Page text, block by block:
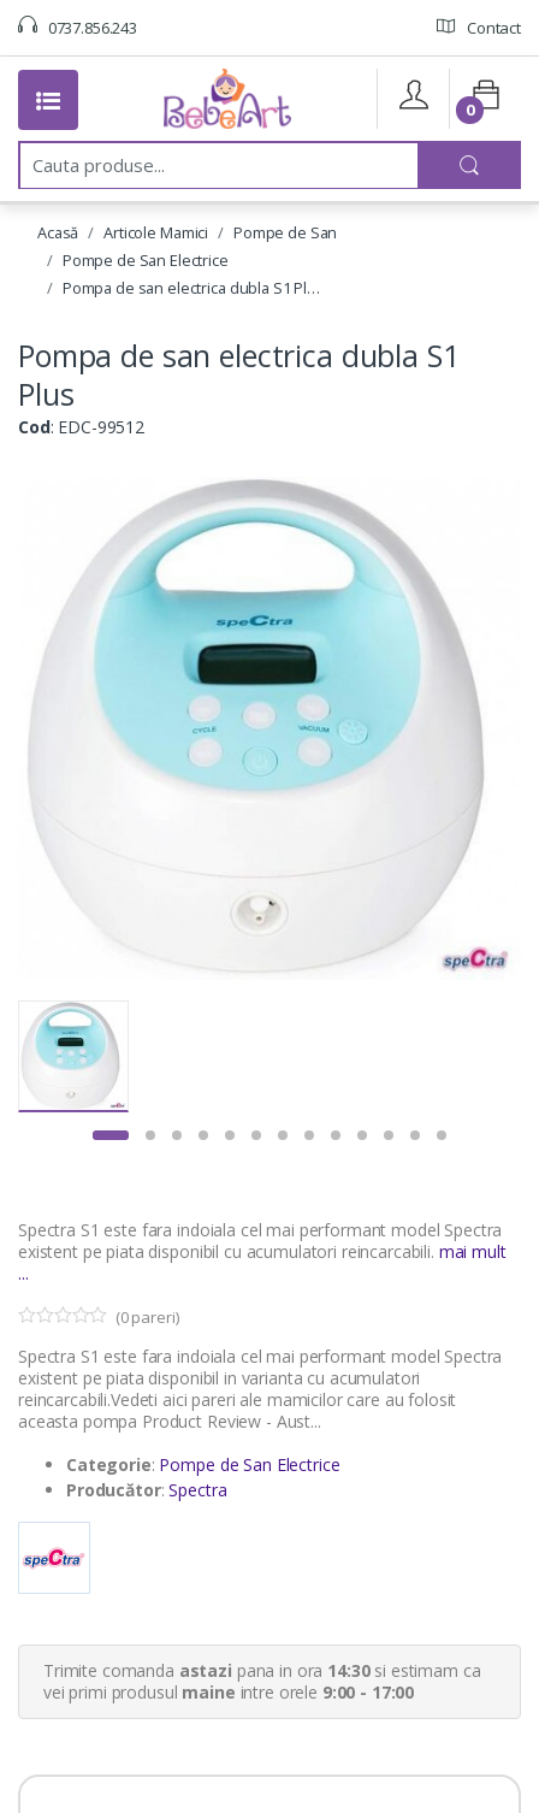
0737.856.243 Contact
C
u
0
Acasă Articole Mamici
Pompe de San
Pompe de San Electrice
Pompa de san electrica dubla S1 Pl…
Pompa de san electrica dubla S1
Plus
Cod: EDC-99512
Spectra S1 este fara indoiala cel mai performant model Spectra
existent pe piata disponibil cu acumulatori reincarcabili. mai mult
...
o
u
o
f
o
c
s
m
g
s
(0pareri)
Spectra S1 este fara indoiala cel mai performant model Spectra
existent pe piata disponibil in varianta cu acumulatori
reincarcabili.Vedeti aici pareri ale mamicilor care au folosit
aceasta pompa Product Review - Aust...
Categorie: Pompe de San Electrice
Producător:Spectra
Trimite comanda astazi pana in ora 14:30si estimam ca
vei primi produsul maine intre orele 9:00 - 17:00